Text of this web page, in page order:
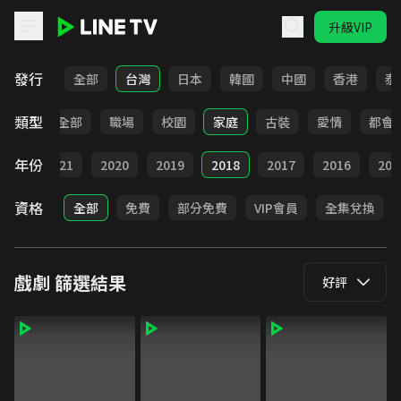
升級VIP
發行 全部 台灣 日本 韓國 中國 香港 泰
類型 全部 職場 校園 家庭 古裝 愛情 都會
年份 2021 2020 2019 2018 2017 2016
資格 全部 免費 部分免費 VIP會員 全集兌換
戲劇 篩選結果 好評